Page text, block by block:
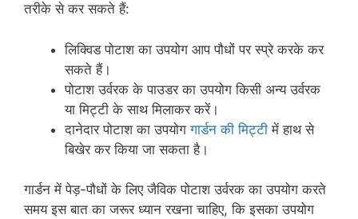
तरीके से कर सकते हैं:
लिक्विड पोटाश का उपयोग आप पौधों पर स्प्रे करके कर
सकते हैं।
पोटाश उर्वरक के पाउडर का उपयोग किसी अन्य उर्वरक
या मिट्टी के साथ मिलाकर करें।
दानेदार पोटाश का उपयोगगार्डन की मिट्टी में हाथ से
बिखेर कर किया जा सकता है।
गार्डन में पेड़-पौधों के लिए जैविक पोटाश उर्वरक का उपयोग करते
समय इस बात का जरूर ध्यान रखना चाहिए, कि इसका उपयोग